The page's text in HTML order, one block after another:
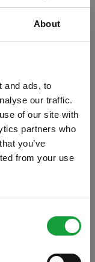
About
and ads, to
our traffic.
of our site with
partners who
you’ve
from your use
nel campo